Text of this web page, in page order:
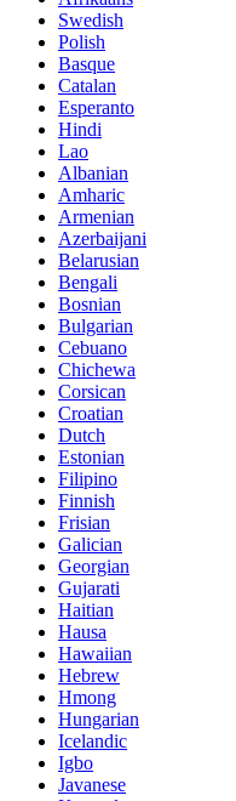
Swedish
Polish
Basque
Catalan
Esperanto
Hindi
Lao
Albanian
Amharic
Armenian
Azerbaijani
Belarusian
Bengali
Bosnian
Bulgarian
Cebuano
Chichewa
Corsican
Croatian
Dutch
Estonian
Filipino
Finnish
Frisian
Galician
Georgian
Gujarati
Haitian
Hausa
Hawaiian
Hebrew
Hmong
Hungarian
Icelandic
Igbo
Javanese